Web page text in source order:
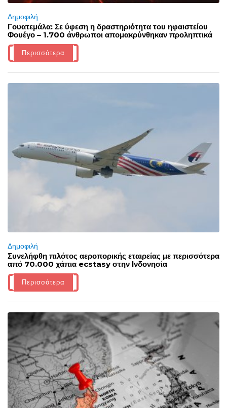
Δημοφιλή
Γουατεμάλα: Σε ύφεση η δραστηριότητα του ηφαιστείου
Φουέγο – 1.700 άνθρωποι απομακρύνθηκαν προληπτικά
Περισσότερα
Δημοφιλή
Συνελήφθη πιλότος αεροπορικής εταιρείας με περισσότερα
από 70.000 χάπια ecstasy στην Ινδονησία
Περισσότερα